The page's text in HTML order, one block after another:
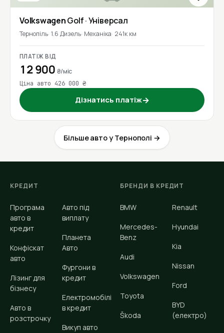
VolkswagenGolf· Універсал
Тернопіль 1.6 Дизель Механіка 241к км
ПЛАТІЖ ВІД
12 900 ₴/міс
Ціна авто 426 000 ₴
Дізнатись платіж→
Більше авто у Тернополі →
КРЕДИТ
Програма
авто в
кредит
Конфіскат
авто
Лізинг для
бізнесу
Авто в
розстрочку
Авто під
виплату
Планета
Авто
Фургони в
кредит
Електромобілі
в кредит
Викуп авто
БРЕНДИ В КРЕДИТ
BMW
Mercedes-
Benz
Audi
Volkswagen
Toyota
Škoda
Renault
Hyundai
Kia
Nissan
Ford
BYD
(електро)